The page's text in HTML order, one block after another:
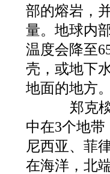
部的熔岩，
量。地球内
温度会降至
壳，或地下
地面的地方。
郑克棪
中在3个地
尼西亚、菲
在海洋，北